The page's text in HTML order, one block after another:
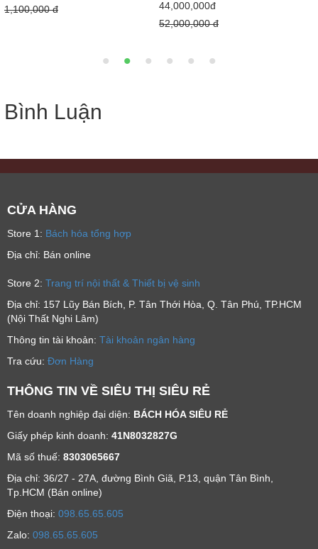
1,100,000 đ
44,000,000đ
52,000,000 đ
Bình Luận
CỬA HÀNG
Store 1: Bách hóa tổng hợp
Địa chỉ: Bán online
Store 2: Trang trí nội thất & Thiết bị vệ sinh
Địa chỉ: 157 Lũy Bán Bích, P. Tân Thới Hòa, Q. Tân Phú, TP.HCM
(Nội Thất Nghi Lâm)
Thông tin tài khoản: Tài khoản ngân hàng
Tra cứu: Đơn Hàng
THÔNG TIN VỀ SIÊU THỊ SIÊU RẺ
Tên doanh nghiệp đại diện: BÁCH HÓA SIÊU RẺ
Giấy phép kinh doanh: 41N8032827G
Mã số thuế: 8303065667
Địa chỉ: 36/27 - 27A, đường Bình Giã, P.13, quận Tân Bình,
Tp.HCM (Bán online)
Ðiện thoại: 098.65.65.605
Zalo: 098.65.65.605